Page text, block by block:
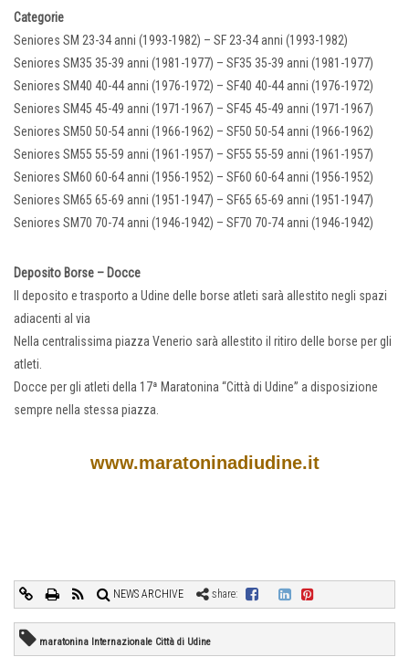
Categorie
Seniores SM 23-34 anni (1993-1982) – SF 23-34 anni (1993-1982)
Seniores SM35 35-39 anni (1981-1977) – SF35 35-39 anni (1981-1977)
Seniores SM40 40-44 anni (1976-1972) – SF40 40-44 anni (1976-1972)
Seniores SM45 45-49 anni (1971-1967) – SF45 45-49 anni (1971-1967)
Seniores SM50 50-54 anni (1966-1962) – SF50 50-54 anni (1966-1962)
Seniores SM55 55-59 anni (1961-1957) – SF55 55-59 anni (1961-1957)
Seniores SM60 60-64 anni (1956-1952) – SF60 60-64 anni (1956-1952)
Seniores SM65 65-69 anni (1951-1947) – SF65 65-69 anni (1951-1947)
Seniores SM70 70-74 anni (1946-1942) – SF70 70-74 anni (1946-1942)
Deposito Borse – Docce
Il deposito e trasporto a Udine delle borse atleti sarà allestito negli spazi
adiacenti al via
Nella centralissima piazza Venerio sarà allestito il ritiro delle borse per gli
atleti.
Docce per gli atleti della 17ª Maratonina “Città di Udine” a disposizione
sempre nella stessa piazza.
www.maratoninadiudine.it
NEWS ARCHIVE share:
maratonina Internazionale Città di Udine